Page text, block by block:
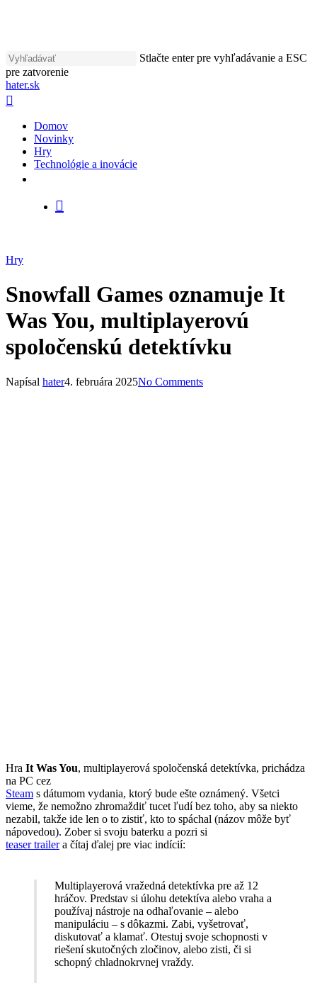
Stlačte enter pre vyhľadávanie a ESC
pre zatvorenie
Close
Search
hater.sk
Domov
Novinky
Hry
Technológie a inovácie
Hry
Snowfall Games oznamuje It
Was You, multiplayerovú
spoločenskú detektívku
Napísal hater4. februára 2025No Comments
Hra It Was You, multiplayerová spoločenská detektívka, prichádza
na PC cez
Steam s dátumom vydania, ktorý bude ešte oznámený. Všetci
vieme, že nemožno zhromaždiť tucet ľudí bez toho, aby sa niekto
nezabil, takže ide len o to zistiť, kto to spáchal (názov môže byť
nápovedou). Zober si svoju baterku a pozri si
teaser trailera čítaj ďalej pre viac indícií:
Multiplayerová vražedná detektívka pre až 12
hráčov. Predstav si úlohu detektíva alebo vraha a
používaj nástroje na odhaľovanie – alebo
manipuláciu – s dôkazmi. Zabi, vyšetrovať,
diskutovať a klamať. Otestuj svoje schopnosti v
riešení skutočných zločinov, alebo zisti, či si
schopný chladnokrvnej vraždy.